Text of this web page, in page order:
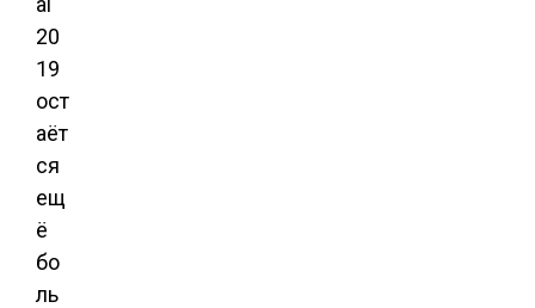
20
19
ост
аёт
ся
ещ
ё
бо
ль